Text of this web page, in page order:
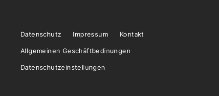
Datenschutz Impressum Kontakt
Allgemeinen Geschäftbedinungen
Datenschutzeinstellungen